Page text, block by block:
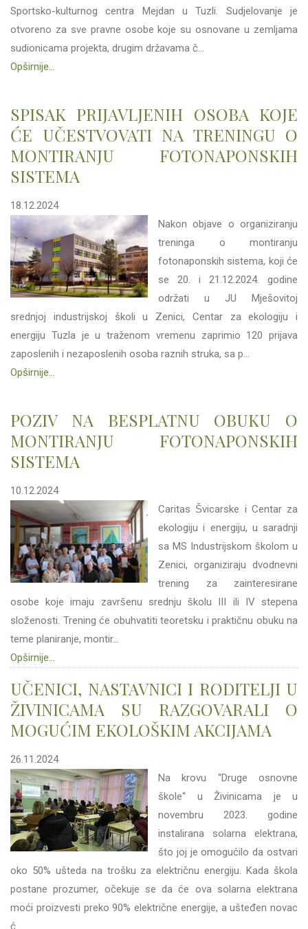
Sportsko-kulturnog centra Mejdan u Tuzli. Sudjelovanje je
otvoreno za sve pravne osobe koje su osnovane u zemljama
sudionicama projekta, drugim državama č...
Opširnije...
SPISAK PRIJAVLJENIH OSOBA KOJE
ĆE UČESTVOVATI NA TRENINGU O
MONTIRANJU FOTONAPONSKIH
SISTEMA
18.12.2024
Nakon objave o organiziranju
treninga o montiranju
fotonaponskih sistema, koji će
se 20. i 21.12.2024. godine
održati u JU Mješovitoj
srednjoj industrijskoj školi u Zenici, Centar za ekologiju i
energiju Tuzla je u traženom vremenu zaprimio 120 prijava
zaposlenih i nezaposlenih osoba raznih struka, sa p...
Opširnije...
POZIV NA BESPLATNU OBUKU O
MONTIRANJU FOTONAPONSKIH
SISTEMA
10.12.2024
Caritas Švicarske i Centar za
ekologiju i energiju, u saradnji
sa MS Industrijskom školom u
Zenici, organiziraju dvodnevni
trening za zainteresirane
osobe koje imaju završenu srednju školu III ili IV stepena
složenosti. Trening će obuhvatiti teoretsku i praktičnu obuku na
teme planiranje, montir...
Opširnije...
UČENICI, NASTAVNICI I RODITELJI U
ŽIVINICAMA SU RAZGOVARALI O
MOGUĆIM EKOLOŠKIM AKCIJAMA
26.11.2024
Na krovu “Druge osnovne
škole“ u Živinicama je u
novembru 2023. godine
instalirana solarna elektrana,
što joj je omogućilo da ostvari
oko 50% ušteda na trošku za električnu energiju. Kada škola
postane prozumer, očekuje se da će ova solarna elektrana
moći proizvesti preko 90% električne energije, a ušteđen novac
ć...